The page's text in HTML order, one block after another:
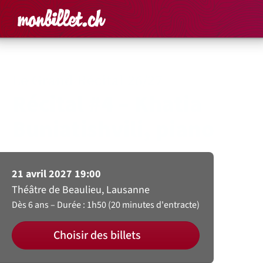
Accueil Rechercher un
Panier
21 avril 2027 19:00
Théâtre de Beaulieu, Lausanne
Dès 6 ans Durée : 1h50 (20 minutes d'entracte)
Choisir des billets